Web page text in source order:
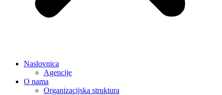
Naslovnica
Agencije
O nama
Organizacijska struktura